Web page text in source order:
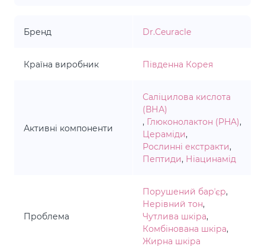
Бренд Dr.Ceuracle
Країна виробник Південна Корея
Активні компоненти
Саліцилова кислота
(ВНА)
, Глюконолактон (PHA),
Цераміди,
Рослинні екстракти,
Пептиди, Ніацинамід
Проблема
Порушений барʼєр,
Нерівний тон,
Чутлива шкіра,
Комбінована шкіра,
Жирна шкіра